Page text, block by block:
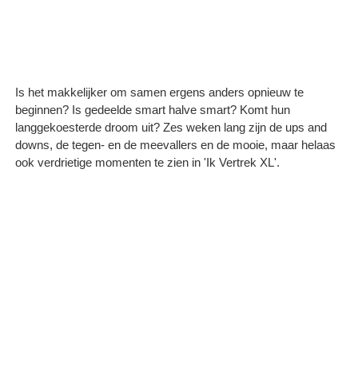
Is het makkelijker om samen ergens anders opnieuw te
beginnen? Is gedeelde smart halve smart? Komt hun
langgekoesterde droom uit? Zes weken lang zijn de ups and
downs, de tegen- en de meevallers en de mooie, maar helaas
ook verdrietige momenten te zien in 'Ik Vertrek XL'.